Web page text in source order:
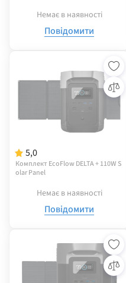
Немає в наявності
Повідомити
5,0
Комплект EcoFlow DELTA + 110W S
olar Panel
Немає в наявності
Повідомити